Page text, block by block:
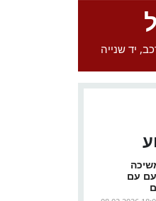
יד שנייה
עם